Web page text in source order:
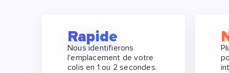
Rapide
Nous identifierons
l'emplacement de votre
colis en 1 ou 2 secondes.